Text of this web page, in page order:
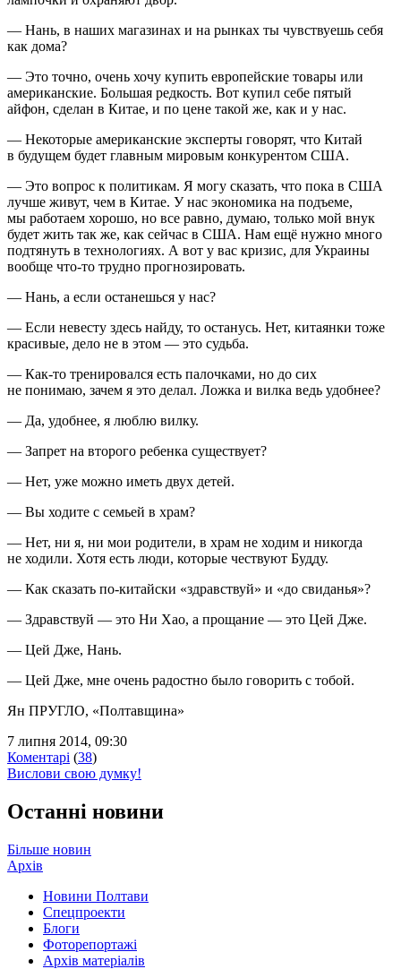
— Нань, в наших магазинах и на рынках ты чувствуешь себя
как дома?
— Это точно, очень хочу купить европейские товары или
американские. Большая редкость. Вот купил себе пятый
айфон, сделан в Китае, и по цене такой же, как и у нас.
— Некоторые американские эксперты говорят, что Китай
в будущем будет главным мировым конкурентом США.
— Это вопрос к политикам. Я могу сказать, что пока в США
лучше живут, чем в Китае. У нас экономика на подъеме,
мы работаем хорошо, но все равно, думаю, только мой внук
будет жить так же, как сейчас в США. Нам ещё нужно много
подтянуть в технологиях. А вот у вас кризис, для Украины
вообще что-то трудно прогнозировать.
— Нань, а если останешься у нас?
— Если невесту здесь найду, то останусь. Нет, китаянки тоже
красивые, дело не в этом — это судьба.
— Как-то тренировался есть палочками, но до сих
не понимаю, зачем я это делал. Ложка и вилка ведь удобнее?
— Да, удобнее, я люблю вилку.
— Запрет на второго ребенка существует?
— Нет, уже можно иметь двух детей.
— Вы ходите с семьей в храм?
— Нет, ни я, ни мои родители, в храм не ходим и никогда
не ходили. Хотя есть люди, которые чествуют Будду.
— Как сказать по-китайски «здравствуй» и «до свиданья»?
— Здравствуй — это Ни Хао, а прощание — это Цей Дже.
— Цей Дже, Нань.
— Цей Дже, мне очень радостно было говорить с тобой.
Ян ПРУГЛО, «Полтавщина»
7 липня 2014, 09:30
Коментарі (38)
Вислови свою думку!
Останні новини
Більше новин
Архів
Новини Полтави
Спецпроекти
Блоги
Фоторепортажі
Архів матеріалів